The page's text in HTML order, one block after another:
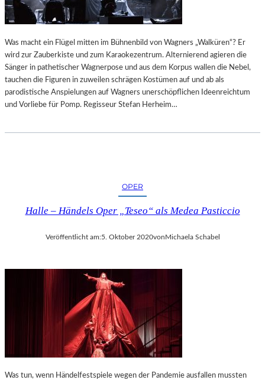
Was macht ein Flügel mitten im Bühnenbild von Wagners „Walküren“? Er
wird zur Zauberkiste und zum Karaokezentrum. Alternierend agieren die
Sänger in pathetischer Wagnerpose und aus dem Korpus wallen die Nebel,
tauchen die Figuren in zuweilen schrägen Kostümen auf und ab als
parodistische Anspielungen auf Wagners unerschöpflichen Ideenreichtum
und Vorliebe für Pomp. Regisseur Stefan Herheim…
OPER
Halle – Händels Oper „Teseo“ als Medea Pasticcio
Veröffentlicht am:5. Oktober 2020vonMichaela Schabel
Was tun, wenn Händelfestspiele wegen der Pandemie ausfallen mussten